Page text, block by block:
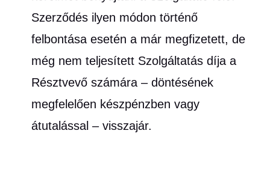
Szerződés ilyen módon történő
felbontása esetén a már megfizetett, de
még nem teljesített Szolgáltatás díja a
Résztvevő számára – döntésének
megfelelően készpénzben vagy
átutalással – visszajár.